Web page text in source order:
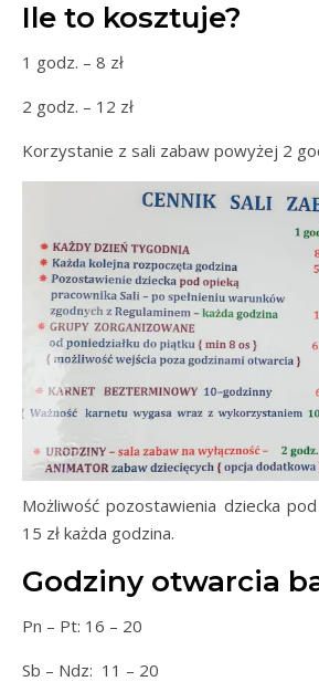
Ile to kosztuje?
1 godz. – 8 zł
2 godz. – 12 zł
Korzystanie z sali zabaw powyżej 2
Możliwość pozostawienia dziecka
15 zł każda godzina.
Godziny otwarcia
Pn – Pt: 16 – 20
Sb – Ndz: 11 – 20